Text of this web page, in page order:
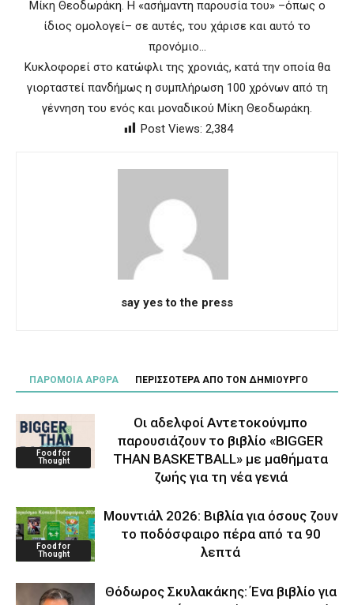
Μίκη Θεοδωράκη. Η «ασήμαντη παρουσία του» –όπως ο
ίδιος ομολογεί– σε αυτές, του χάρισε και αυτό το
προνόμιο…
Κυκλοφορεί στο κατώφλι της χρονιάς, κατά την οποία θα
γιορταστεί πανδήμως η συμπλήρωση 100 χρόνων από τη
γέννηση του ενός και μοναδικού Μίκη Θεοδωράκη.
Post Views: 2,384
say yes to the press
ΠΑΡΟΜΟΙΑ ΑΡΘΡΑ ΠΕΡΙΣΣΟΤΕΡΑ ΑΠΟ ΤΟΝ ΔΗΜΙΟΥΡΓΟ
Food for
Thought
Οι αδελφοί Αντετοκούνμπο
παρουσιάζουν το βιβλίο «BIGGER
THAN BASKETBALL» με μαθήματα
ζωής για τη νέα γενιά
Food for
Thought
Μουντιάλ 2026: Βιβλία για όσους ζουν
το ποδόσφαιρο πέρα από τα 90
λεπτά
Θόδωρος Σκυλακάκης: Ένα βιβλίο για